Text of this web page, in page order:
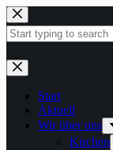
Zum
Inhalt
springen
Keine
Ergebnisse
Start
Aktuell
Wir über uns
Kirchen